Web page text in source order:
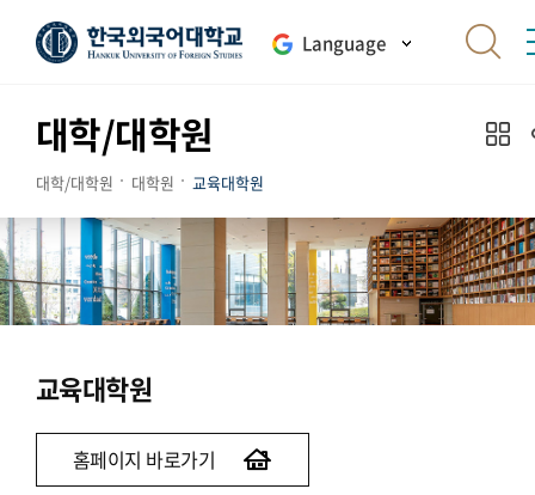
Language
대학/대학원
대학/대학원 대학원 교육대학원
교육대학원
홈페이지 바로가기